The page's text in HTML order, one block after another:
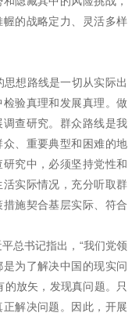
的战略定力、灵活多样
想路线是一切从实际出
验真理和发展真理。做
查研究。群众路线是我
、重要典型和困难的地
究中，必须坚持党性和
实际情况，充分听取群
施契合基层实际、符合
总书记指出，“我们党领
为了解决中国的现实问
放矢，发现真问题。只
解决问题。因此，开展